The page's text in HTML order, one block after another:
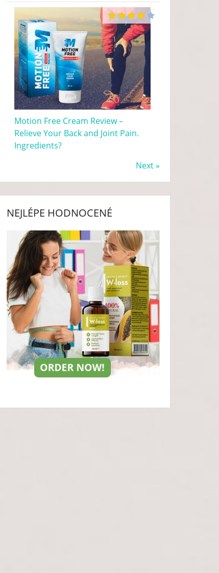
Motion Free Cream Review –
Relieve Your Back and Joint Pain.
Ingredients?
Next »
NEJLÉPE HODNOCENÉ